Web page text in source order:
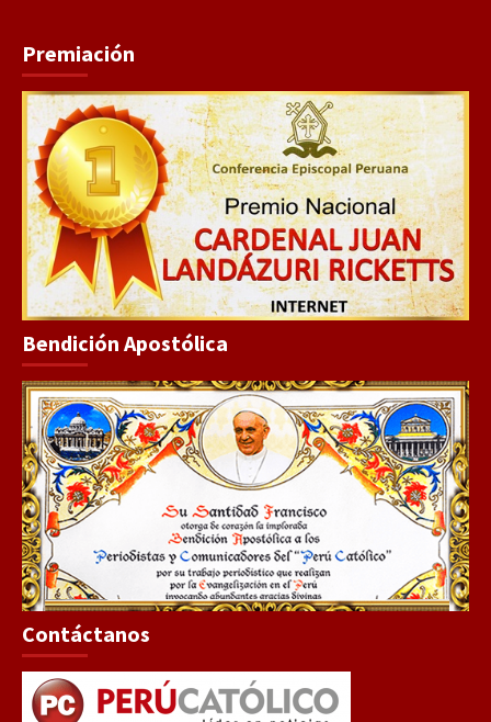
Premiación
Bendición Apostólica
Contáctanos